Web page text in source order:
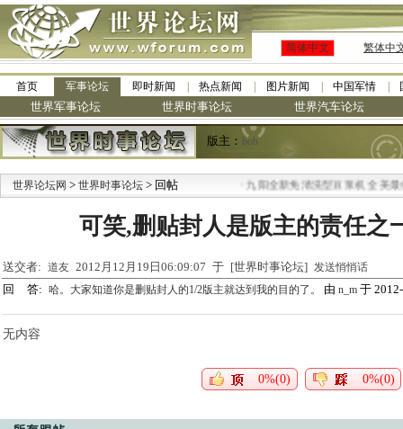
简体中文 繁体中
首页 军事论坛 即时新闻 热点新闻 图片新闻 中国军情
世界军事论坛 世界时事论坛 世界汽车论坛
版主： bob
世界论坛网 > 世界时事论坛 > 回帖 九阳全新免清洗型豆浆机 全美最低
可笑,删贴封人是版主的责任之
送交者: 道友 2012月12月19日06:09:07 于 [世界时事论坛] 发送悄悄话
回 答: 哈。大家知道你是删贴封人的1/2版主就达到我的目的了。 由 n_m 于
无内容
0%(0) 0%(0)